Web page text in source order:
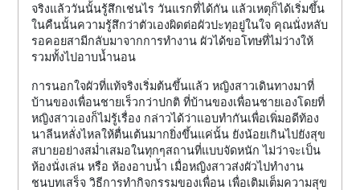
จริงแล้ววันนั้นรู้สึกเช่นไร วันแรกที่ได้กัน แล้วเหตุก็ได้เริ่มขึ้น
ในคืนนั้นความรู้สึกว่าตัวเองผิดต่อผัวปะทุอยู่ในใจ คุณนั่งหลับ
รอคอยสามีกลับมาจากการทำงาน ผัวได้ขอโทษที่ไม่ว่างให้
รวมทั้งไปอาบน้ำนอน
การนอกใจผัวที่แท้จริงเริ่มต้นขึ้นแล้ว หญิงสาวเดินทางมาที่
บ้านของเพื่อนชายเร็วกว่าปกติ ที่บ้านของเพื่อนชายเองโดยที่
หญิงสาวเองก็ไม่รู้เรื่อง กล่าวได้ว่าแอบทำกันเพื่อเพิ่มอดีท้อง
นาลีนหลั่งไหลให้ตื่นเต้นมากยิ่งขึ้นแค่นั้น ยังน้อยเกินไปยังสุข
สบายอย่างสม่ำเสมอในทุกๆสถานที่แบบจัดหนัก ไม่ว่าจะเป็น
ห้องนั่งเล่น หรือ ห้องอาบน้ำ เมื่อหญิงสาวส่งผัวไปทำงาน
ชนบทเสร็จ วิธีการทำกิจกรรมของเพื่อน เพื่อเติมเต็มความสุข